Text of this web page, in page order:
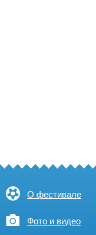
О фестивале
Фото и видео